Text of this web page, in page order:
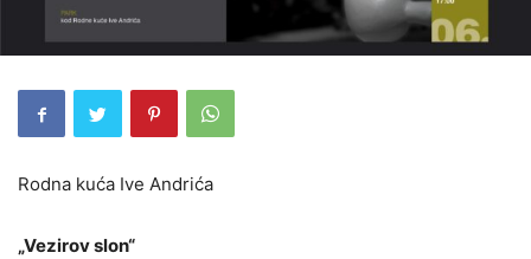
Rodna kuća Ive Andrića
„Vezirov slon“